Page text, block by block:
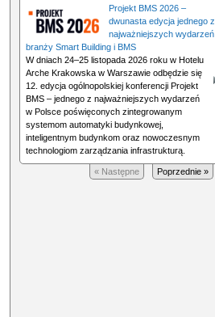
Projekt BMS 2026 –
dwunasta edycja jednego z
najważniejszych wydarzeń
branży Smart Building i BMS
W dniach 24–25 listopada 2026 roku w Hotelu
Arche Krakowska w Warszawie odbędzie się
12. edycja ogólnopolskiej konferencji Projekt
BMS – jednego z najważniejszych wydarzeń
w Polsce poświęconych zintegrowanym
systemom automatyki budynkowej,
inteligentnym budynkom oraz nowoczesnym
technologiom zarządzania infrastrukturą.
Poprzednie »
« Następne